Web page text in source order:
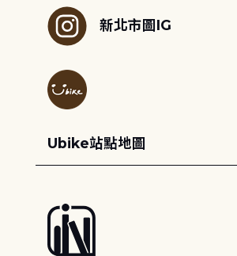
新北市圖IG
Ubike站點地圖